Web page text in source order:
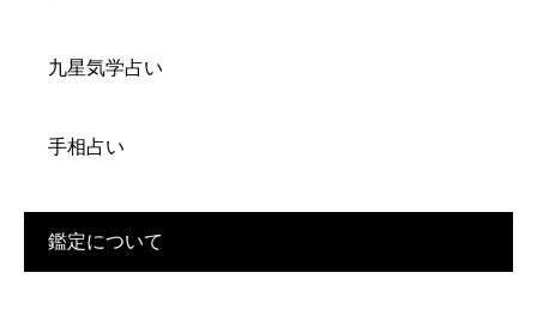
九星気学占い
手相占い
鑑定について